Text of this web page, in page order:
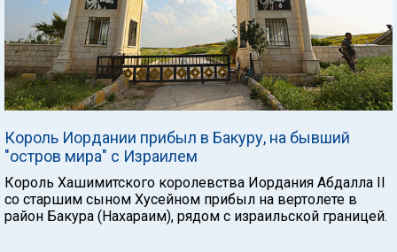
Король Иордании прибыл в Бакуру, на бывший
"остров мира" с Израилем
Король Хашимитского королевства Иордания Абдалла II
со старшим сыном Хусейном прибыл на вертолете в
район Бакура (Нахараим), рядом с израильской границей.